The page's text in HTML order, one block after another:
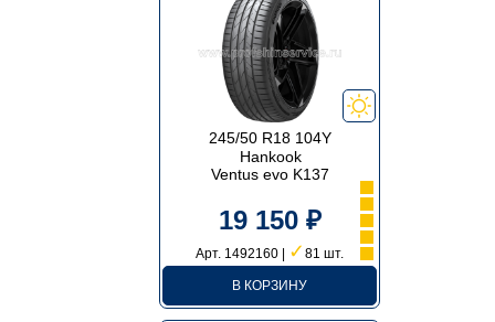
245/50 R18 104Y
Hankook
Ventus evo K137
19 150 ₽
Арт. 1492160 | ✓81 шт.
В КОРЗИНУ